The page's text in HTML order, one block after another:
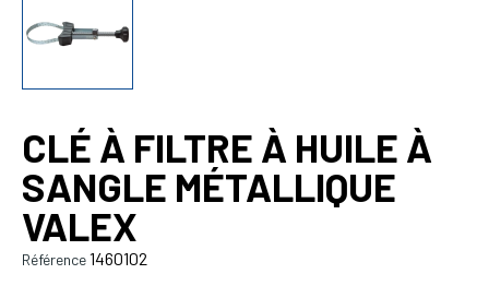
CLÉ À FILTRE À HUILE À
SANGLE MÉTALLIQUE
VALEX
Référence1460102